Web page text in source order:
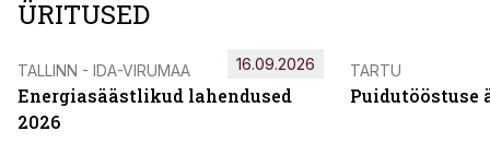
ÜRITUSED
TALLINN - IDA-VIRUMAA
Energiasäästlikud lahendused
2026
16.09.2026 TARTU
Puidutööstuse